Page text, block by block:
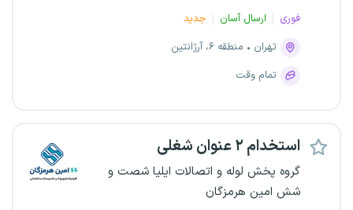
فوری ارسال آسان
جدید
تهران
منطقه ۶، آرژانتین
تمام وقت
استخدام ۲ عنوان شغلی
گروه پخش لوله و اتصالات ایلیا شصت و
شش امین هرمزگان